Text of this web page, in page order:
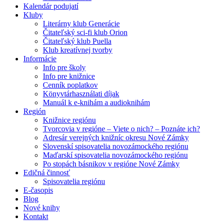
Kalendár podujatí
Kluby
Literárny klub Generácie
Čitateľský sci-fi klub Orion
Čitateľský klub Puella
Klub kreatívnej tvorby
Informácie
Info pre školy
Info pre knižnice
Cenník poplatkov
Könyvtárhasználati díjak
Manuál k e-knihám a audioknihám
Región
Knižnice regiónu
Tvorcovia v regióne – Viete o nich? – Poznáte ich?
Adresár verejných knižníc okresu Nové Zámky
Slovenskí spisovatelia novozámockého regiónu
Maďarskí spisovatelia novozámockého regiónu
Po stopách básnikov v regióne Nové Zámky
Edičná činnosť
Spisovatelia regiónu
E-časopis
Blog
Nové knihy
Kontakt